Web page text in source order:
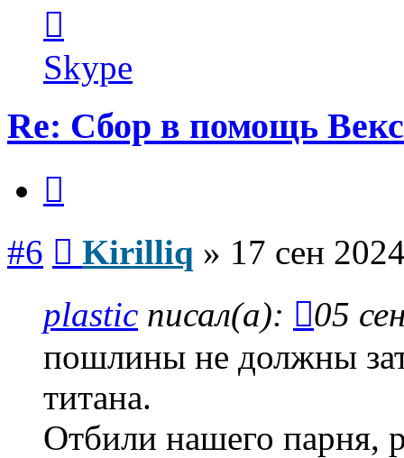
пользователя
Kirilliq
Skype
Re: Сбор в помощь
#6 Kirilliq » 17 сен
plastic писал(а):
05
пошлины не должны
титана.
Отбили нашего парня,